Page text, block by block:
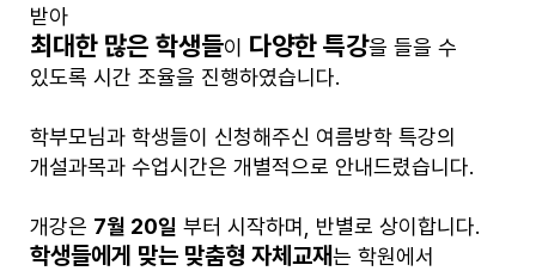
받아
최대한 많은 학생들이 다양한 특강을 들을 수
있도록 시간 조율을 진행하였습니다.
학부모님과 학생들이 신청해주신 여름방학 특강의
개설과목과 수업시간은 개별적으로 안내드렸습니다.
개강은 7월 20일 부터 시작하며, 반별로 상이합니다.
학생들에게 맞는 맞춤형 자체교재는 학원에서